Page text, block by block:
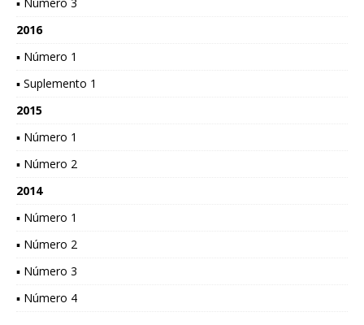
2016
▪ Número 1
▪ Suplemento 1
2015
▪ Número 1
▪ Número 2
2014
▪ Número 1
▪ Número 2
▪ Número 3
▪ Número 4